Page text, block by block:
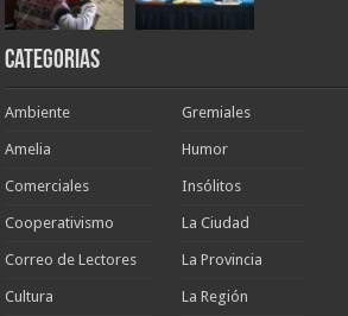
Categorias
Ambiente
Amelia
Comerciales
Cooperativismo
Correo de Lectores
Cultura
Gremiales
Humor
Insólitos
La Ciudad
La Provincia
La Región